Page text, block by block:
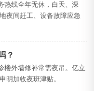
热线全年无休，白天、深
夜间赶工、设备故障应急
？
楼外墙修补常需夜吊。亿立
明加收夜班津贴。